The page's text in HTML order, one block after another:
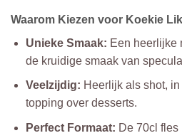
Waarom Kiezen voor Koekie
Unieke Smaak: Een heerlijke
de kruidige smaak van
Veelzijdig: Heerlijk als shot,
topping over desserts.
Perfect Formaat: De 70cl fles